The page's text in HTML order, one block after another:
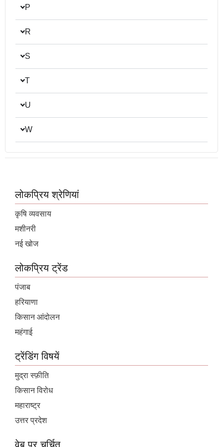
P
R
S
T
U
W
लोकप्रिय श्रेणियां
कृषि व्यवसाय
मशीनरी
नई खोज
लोकप्रिय ट्रेंड
पंजाब
हरियाणा
किसान आंदोलन
महंगाई
ट्रेंडिंग विषयें
मुद्रा स्फ़ीति
किसान विरोध
महाराष्ट्र
उत्तर प्रदेश